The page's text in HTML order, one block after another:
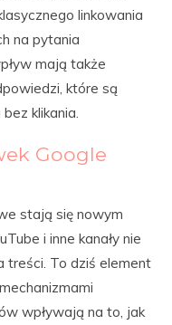
linkowania
na pytania
mają także
które są
klikania.
Google
stają się nowym
i inne kanały nie
treści. To dziś element
wpływają na to, jak